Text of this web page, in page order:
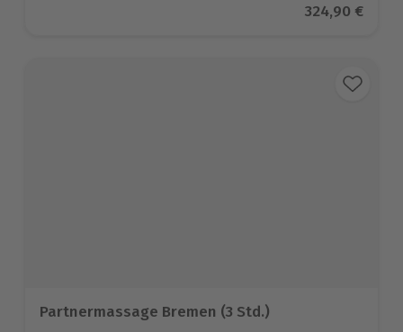
Aktueller
324,90 €
Partnermassage Bremen (3 Std.)